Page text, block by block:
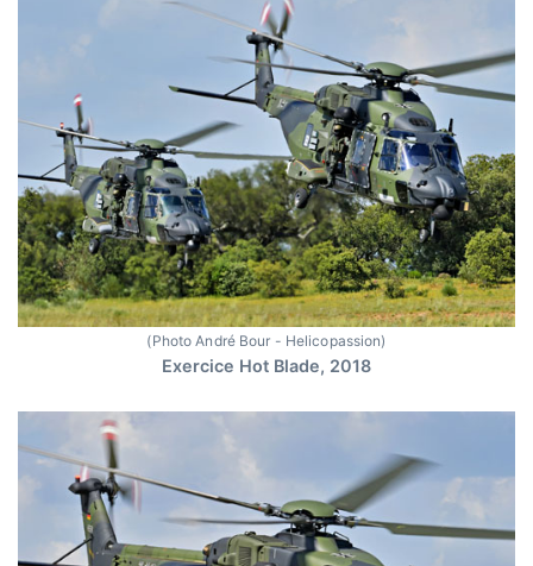
(Photo André Bour - Helicopassion)
Exercice Hot Blade, 2018